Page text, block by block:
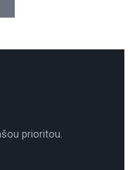
prioritou.